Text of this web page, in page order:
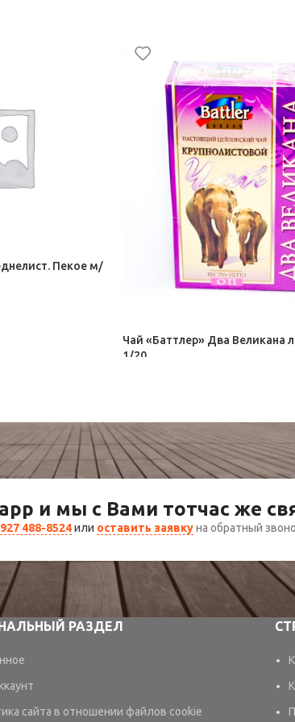
Пекое м/
Чай «Баттлер» Два Великана
1/20
и мы с Вами тотчас же
488-8524или оставить заявкуна обратный
РАЗДЕЛ
сайта в отношении файлов cookie